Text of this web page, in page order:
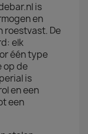
is
en
roestvast. De
elk
één type
op de
is
en een
een